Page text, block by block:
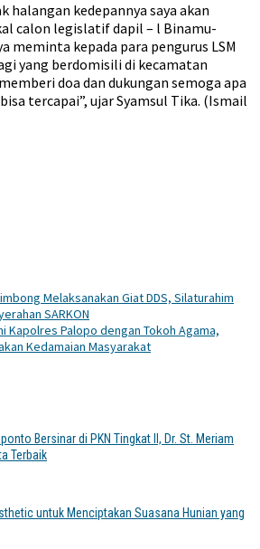
halangan kedepannya saya akan
calon legislatif dapil – l Binamu-
meminta kepada para pengurus LSM
yang berdomisili di kecamatan
doa dan dukungan semoga apa
tercapai”, ujar Syamsul Tika. (Ismail
Melaksanakan Giat DDS, Silaturahim
SARKON
Kapolres Palopo dengan Tokoh Agama,
Kedamaian Masyarakat
Bersinar di PKN Tingkat II, Dr. St. Meriam
Terbaik
untuk Menciptakan Suasana Hunian yang